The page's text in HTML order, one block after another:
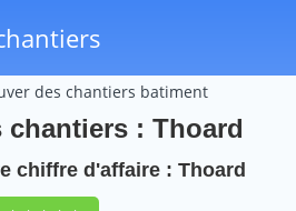
des chantiers batiment
chantiers : Thoard
chiffre d'affaire : Thoard